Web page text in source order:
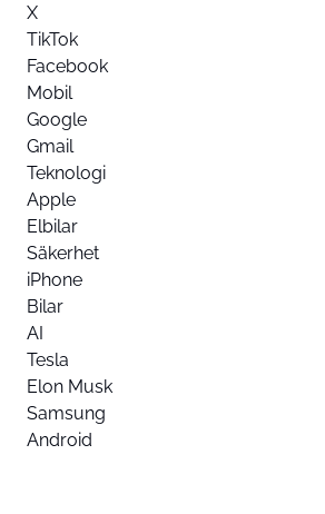
X
TikTok
Facebook
Mobil
Google
Gmail
Teknologi
Apple
Elbilar
Säkerhet
iPhone
Bilar
AI
Tesla
Elon Musk
Samsung
Android